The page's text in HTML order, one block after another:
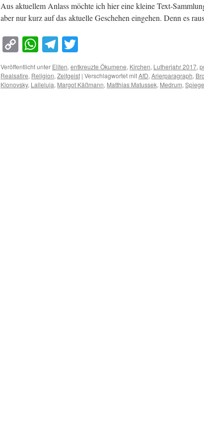
Aus aktuellem Anlass möchte ich hier eine kleine Text-
aber nur kurz auf das aktuelle Geschehen eingehen. Denn es
Copy
Link
WhatsApp
Telegram
Veröffentlicht unter Eliten, entkreuzte Ökumene, Kirchen, Lutherjahr 2017,
Realsatire, Religion, Zeitgeist | Verschlagwortet mitAfD, Arierparagraph,
Klonovsky, Lalleluja, Margot Käßmann, Matthias Matussek, Medrum,